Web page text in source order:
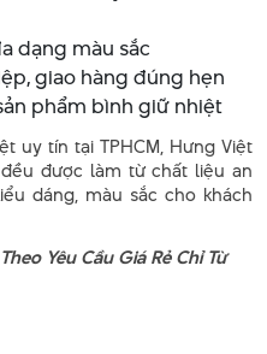
dạng màu sắc
giao hàng đúng hẹn
phẩm bình giữ nhiệt
uy tín tại TPHCM, Hưng Việt
được làm từ chất liệu an
dáng, màu sắc cho khách
Yêu Cầu Giá Rẻ Chỉ Từ